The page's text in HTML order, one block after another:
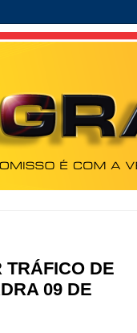
TRÁFICO DE
09 DE